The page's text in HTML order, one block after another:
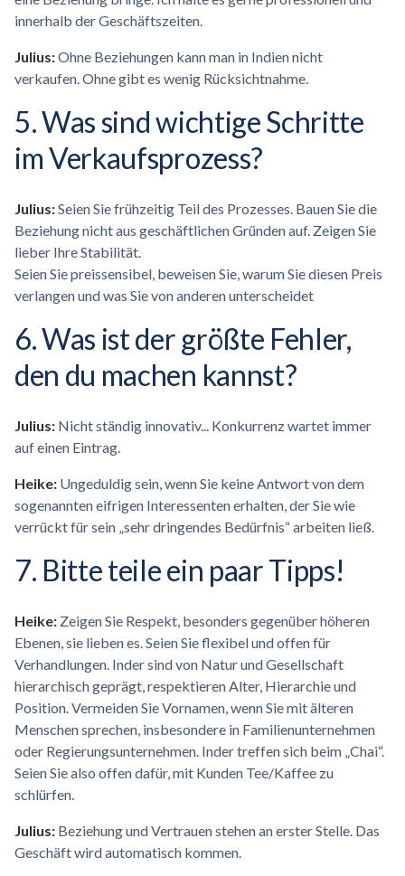
innerhalb der Geschäftszeiten.
Julius:Ohne Beziehungen kann man in Indien nicht
verkaufen. Ohne gibt es wenig Rücksichtnahme.
5. Was sind wichtige Schritte
im Verkaufsprozess?
Julius:Seien Sie frühzeitig Teil des Prozesses. Bauen Sie die
Beziehung nicht aus geschäftlichen Gründen auf. Zeigen Sie
lieber Ihre Stabilität.
Seien Sie preissensibel, beweisen Sie, warum Sie diesen Preis
verlangen und was Sie von anderen unterscheidet
6. Was ist der größte Fehler,
den du machen kannst?
Julius: Nicht ständig innovativ... Konkurrenz wartet immer
auf einen Eintrag.
Heike: Ungeduldig sein, wenn Sie keine Antwort von dem
sogenannten eifrigen Interessenten erhalten, der Sie wie
verrückt für sein „sehr dringendes Bedürfnis“ arbeiten ließ.
7. Bitte teile ein paar Tipps!
Heike: Zeigen Sie Respekt, besonders gegenüber höheren
Ebenen, sie lieben es. Seien Sie flexibel und offen für
Verhandlungen. Inder sind von Natur und Gesellschaft
hierarchisch geprägt, respektieren Alter, Hierarchie und
Position. Vermeiden Sie Vornamen, wenn Sie mit älteren
Menschen sprechen, insbesondere in Familienunternehmen
oder Regierungsunternehmen. Inder treffen sich beim „Chai“.
Seien Sie also offen dafür, mit Kunden Tee/Kaffee zu
schlürfen.
Julius: Beziehung und Vertrauen stehen an erster Stelle. Das
Geschäft wird automatisch kommen.